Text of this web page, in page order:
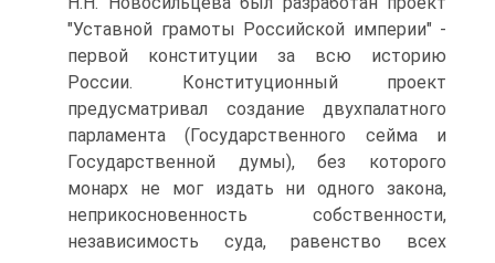
"Уставной грамоты Российской империи" -
первой конституции за всю историю
России. Конституционный проект
предусматривал создание двухпалатного
парламента (Государственного сейма и
Государственной думы), без которого
монарх не мог издать ни одного закона,
неприкосновенность собственности,
независимость суда, равенство всех